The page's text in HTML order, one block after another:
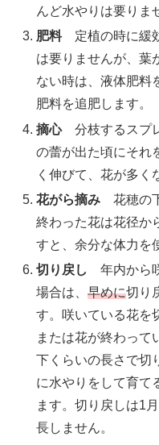
んど水やりは要りま
肥料定植の時に緩
は要りませんが、葉
ない時は、液体肥料
肥料を追肥します。
摘心分枝するスプ
の蕾が出た頃にそれ
く伸びて、花が多く
花がら摘み 花穂の
終わった花は花径か
すと、余分な体力を
切り戻し
年内から
場合は、早めに切り
す。咲いている花を
または花が終わって
下くらいの長さで切
に水やりをして育て
ます。切り戻しは1
長しません。